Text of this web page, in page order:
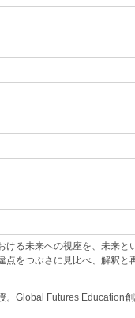
ける未来への視座を、未来
点をつぶさに見比べ、解釈
。Global Futures Education